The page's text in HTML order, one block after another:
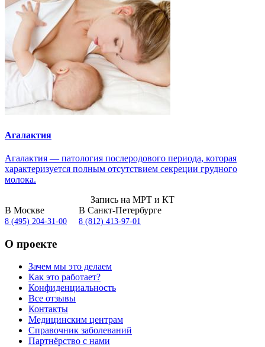
Агалактия
Агалактия — патология послеродового периода, которая
характеризуется полным отсутствием секреции грудного
молока.
Запись на МРТ и КТ
В Москве
8 (495) 204-31-00
В Санкт-Петербурге
8 (812) 413-97-01
О проекте
Зачем мы это делаем
Как это работает?
Конфиденциальность
Все отзывы
Контакты
Медицинским центрам
Справочник заболеваний
Партнёрство с нами